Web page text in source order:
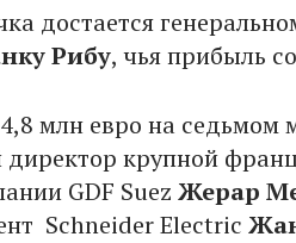
достается
Рибу, чья прибыль
млн евро на седьмом
крупной
GDF Suez Жерар
Schneider Electric